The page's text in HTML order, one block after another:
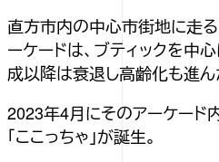
直方市内の中心市街地に走
ーケードは、ブティックを中
成以降は衰退し高齢化も進ん
2023年4月にそのアーケード
「ここっちゃ」が誕生。